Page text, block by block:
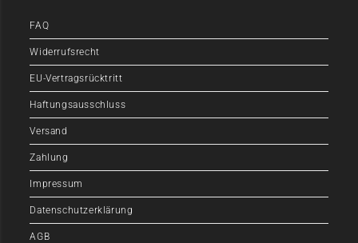
FAQ
Widerrufsrecht
EU-Vertragsrücktritt
Haftungsausschluss
Versand
Zahlung
Impressum
Datenschutzerklärung
AGB